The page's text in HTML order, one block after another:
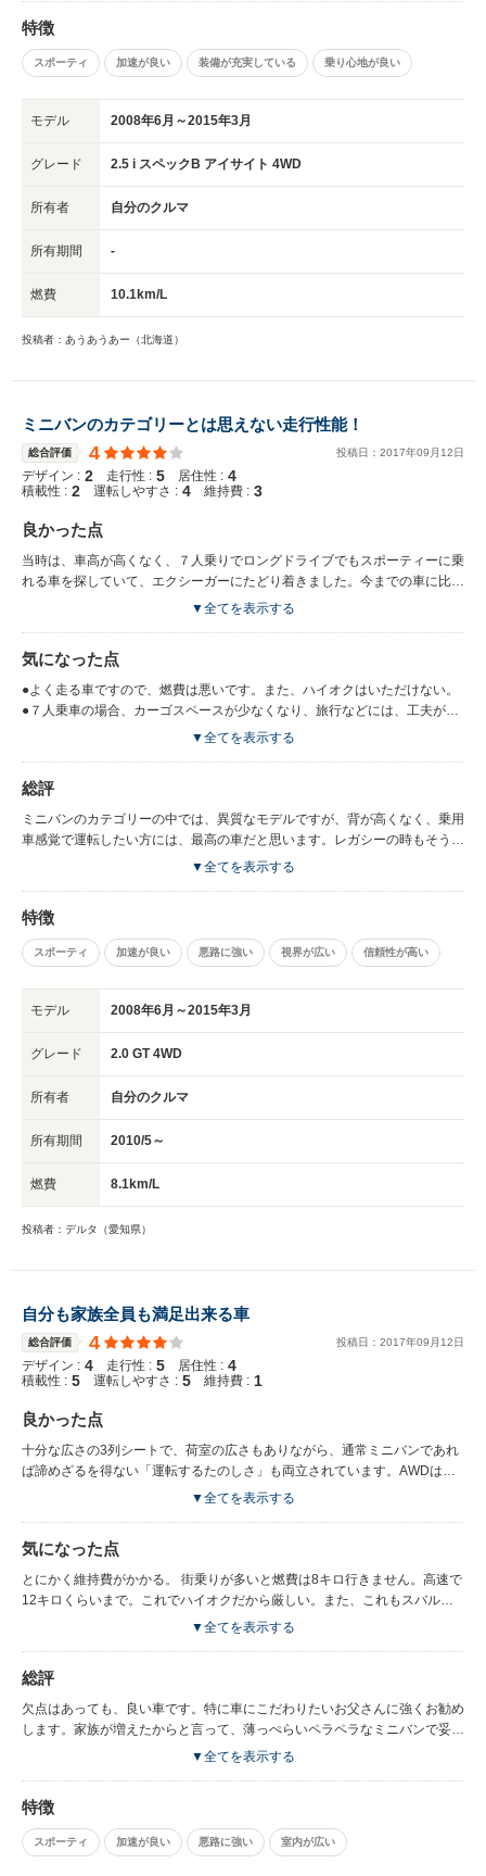
ーフがついていますが、窓の開閉はできません。 アイドリングストップも
ついていますが、けっこうブレーキを踏んでいないといけないので、使いに
くいです。 スピードを感じさせない快適さ、アイサイト、クルーズコント
特徴
スポーティ 加速が良い 装備が充実している 乗り心地が良い
モデル 2008年6月～2015年3月
グレード 2.5 i スペックB アイサイト 4WD
所有者 自分のクルマ
所有期間 -
燃費 10.1km/L
投稿者：あうあうあー（北海道）
ミニバンのカテゴリーとは思えない走行性能！
総合評価 4 投稿日： 2017年09 月 12日
デザイン : 2 走行性 : 5 居住性 : 4
積載性 : 2 運転しやすさ : 4 維持費 : 3
良かった点
当時は、車高が高くなく、７人乗りでロングドライブでもスポーティーに乗
れる車を探していて、エクシーガーにたどり着きました。今までの車に比べ
たら、３列目でも、シートが少し高くなっているため、大人でもそこそこ十
感がなく、高速道路などのロングドライブには、ＡＷＤの効果もありとても
安心した運転できます。以前レガシーも所有しておりましたが、ほとんど変
わりなく運転できます。最新モデルがクロスオーバー７になりましたが、タ
▼全てを表示する
気になった点
●よく走る車ですので、燃費は悪いです。また、ハイオクはいただけない。
●７人乗車の場合、カーゴスペースが少なくなり、旅行などには、工夫が必
▼全てを表示する
総評
ミニバンのカテゴリーの中では、異質なモデルですが、背が高くなく、乗用
車感覚で運転したい方には、最高の車だと思います。レガシーの時もそうで
したが、スバルのＡＤＷは良くできており雨天の運転や、雪道でも安心した
最近は愛着が出てきております。
▼全てを表示する
特徴
スポーティ 加速が良い 悪路に強い 視界が広い 信頼性が高い
モデル 2008年6月～2015年3月
グレード 2.0 GT 4WD
所有者 自分のクルマ
所有期間 2010/5～
燃費 8.1km/L
投稿者：デルタ（愛知県）
自分も家族全員も満足出来る車
総合評価 4 投稿日： 2017年09 月 12日
デザイン : 4 走行性 : 5 居住性 : 4
積載性 : 5 運転しやすさ : 5 維持費 : 1
良かった点
十分な広さの3列シートで、荷室の広さもありながら、通常ミニバンであれ
ば諦めざるを得ない「運転するたのしさ」も両立されています。AWDはハ
ンドリングが安定していて長距離運転しても疲れませんし、いざ悪路という
面をいくつか思い出せます。
▼全てを表示する
気になった点
とにかく維持費がかかる。 街乗りが多いと燃費は8キロ行きません。高速で
12キロくらいまで。これでハイオクだから厳しい。また、これもスバルな
らではですが、タイヤのサイズも独特で、交換に十万必要です。 あと、3列
▼全てを表示する
総評
欠点はあっても、良い車です。特に車にこだわりたいお父さんに強くお勧め
します。家族が増えたからと言って、薄っぺらいペラペラなミニバンで妥協
する前に、この車も検討してみて下さい。 最初は、ご家族は高さがあって
曲がる、ちゃんと止まる、が出来る車を選ぶ事が、いざという時家族の命を
救います。レガシーやインプと比較されると辛いけど。
▼全てを表示する
特徴
スポーティ 加速が良い 悪路に強い 室内が広い